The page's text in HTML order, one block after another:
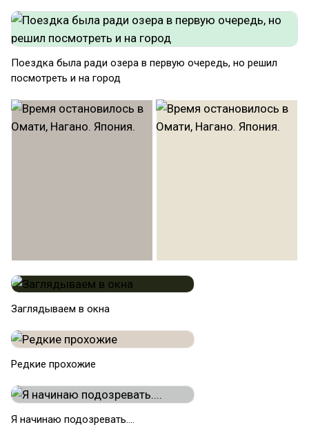
Поездка была ради озера в первую очередь, но решил
посмотреть и на город
Заглядываем в окна
Редкие прохожие
Я начинаю подозревать....